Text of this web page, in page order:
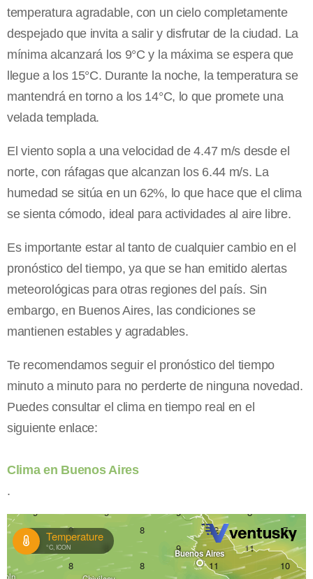
temperatura agradable, con un cielo completamente
despejado que invita a salir y disfrutar de la ciudad. La
mínima alcanzará los 9°C y la máxima se espera que
llegue a los 15°C. Durante la noche, la temperatura se
mantendrá en torno a los 14°C, lo que promete una
velada templada.
El viento sopla a una velocidad de 4.47 m/s desde el
norte, con ráfagas que alcanzan los 6.44 m/s. La
humedad se sitúa en un 62%, lo que hace que el clima
se sienta cómodo, ideal para actividades al aire libre.
Es importante estar al tanto de cualquier cambio en el
pronóstico del tiempo, ya que se han emitido alertas
meteorológicas para otras regiones del país. Sin
embargo, en Buenos Aires, las condiciones se
mantienen estables y agradables.
Te recomendamos seguir el pronóstico del tiempo
minuto a minuto para no perderte de ninguna novedad.
Puedes consultar el clima en tiempo real en el
siguiente enlace:
Clima en Buenos Aires
.